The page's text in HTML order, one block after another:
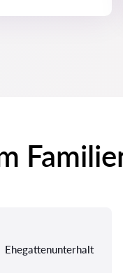
Ehegattenunterhalt